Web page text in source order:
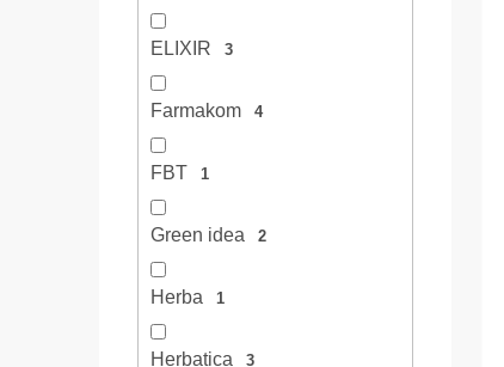
ELIXIR 3
Farmakom 4
FBT 1
Green idea 2
Herba 1
Herbatica 3